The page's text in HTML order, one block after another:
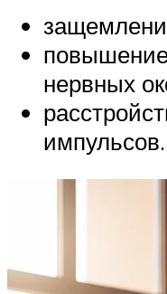
повышение
нервных
импульсов.